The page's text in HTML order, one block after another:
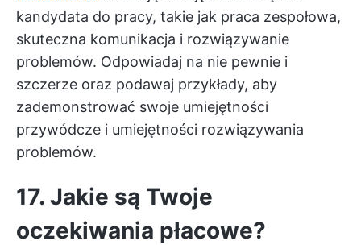
kandydata do pracy, takie jak praca zespołowa,
skuteczna komunikacja i rozwiązywanie
problemów. Odpowiadaj na nie pewnie i
szczerze oraz podawaj przykłady, aby
zademonstrować swoje umiejętności
przywódcze i umiejętności rozwiązywania
problemów.
17. Jakie są Twoje
oczekiwania płacowe?